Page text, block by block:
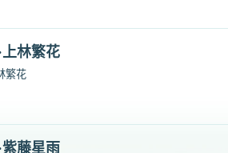
上林繁花
繁花
藤星雨